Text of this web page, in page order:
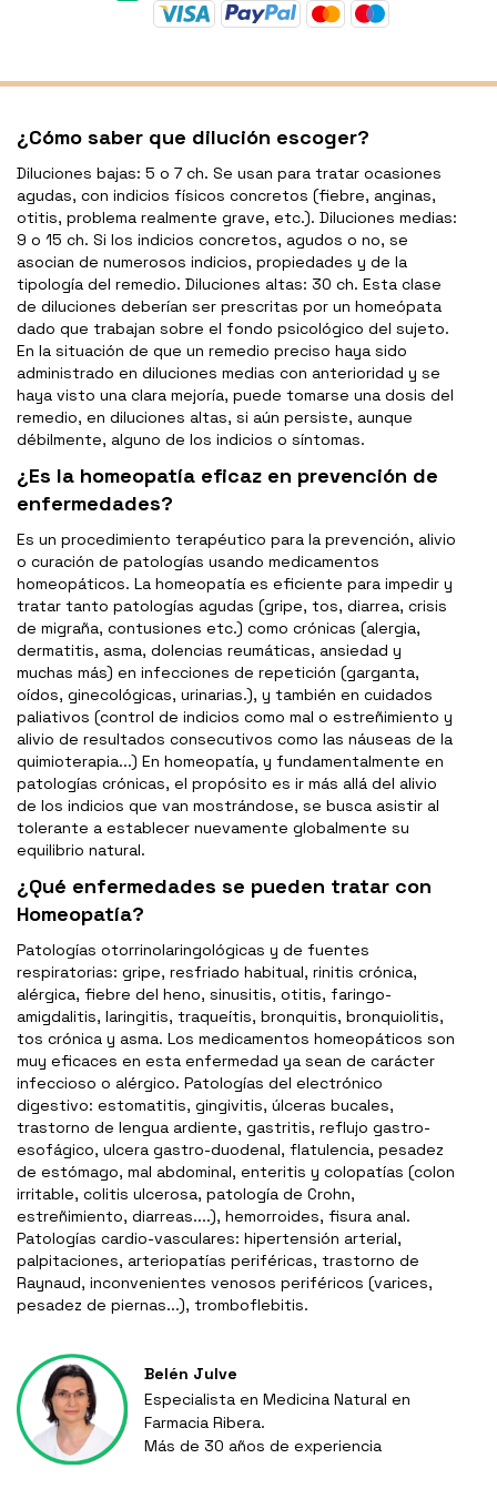
¿Cómo saber que dilución escoger?
Diluciones bajas: 5 o 7 ch. Se usan para tratar ocasiones
agudas, con indicios físicos concretos (fiebre, anginas,
otitis, problema realmente grave, etc.). Diluciones medias:
9 o 15 ch. Si los indicios concretos, agudos o no, se
asocian de numerosos indicios, propiedades y de la
tipología del remedio. Diluciones altas: 30 ch. Esta clase
de diluciones deberían ser prescritas por un homeópata
dado que trabajan sobre el fondo psicológico del sujeto.
En la situación de que un remedio preciso haya sido
administrado en diluciones medias con anterioridad y se
haya visto una clara mejoría, puede tomarse una dosis del
remedio, en diluciones altas, si aún persiste, aunque
débilmente, alguno de los indicios o síntomas.
¿Es la homeopatía eficaz en prevención de
enfermedades?
Es un procedimiento terapéutico para la prevención, alivio
o curación de patologías usando medicamentos
homeopáticos. La homeopatía es eficiente para impedir y
tratar tanto patologías agudas (gripe, tos, diarrea, crisis
de migraña, contusiones etc.) como crónicas (alergia,
dermatitis, asma, dolencias reumáticas, ansiedad y
muchas más) en infecciones de repetición (garganta,
oídos, ginecológicas, urinarias.), y también en cuidados
paliativos (control de indicios como mal o estreñimiento y
alivio de resultados consecutivos como las náuseas de la
quimioterapia...) En homeopatía, y fundamentalmente en
patologías crónicas, el propósito es ir más allá del alivio
de los indicios que van mostrándose, se busca asistir al
tolerante a establecer nuevamente globalmente su
equilibrio natural.
¿Qué enfermedades se pueden tratar con
Homeopatía?
Patologías otorrinolaringológicas y de fuentes
respiratorias: gripe, resfriado habitual, rinitis crónica,
alérgica, fiebre del heno, sinusitis, otitis, faringo-
amigdalitis, laringitis, traqueítis, bronquitis, bronquiolitis,
tos crónica y asma. Los medicamentos homeopáticos son
muy eficaces en esta enfermedad ya sean de carácter
infeccioso o alérgico. Patologías del electrónico
digestivo: estomatitis, gingivitis, úlceras bucales,
trastorno de lengua ardiente, gastritis, reflujo gastro-
esofágico, ulcera gastro-duodenal, flatulencia, pesadez
de estómago, mal abdominal, enteritis y colopatías (colon
irritable, colitis ulcerosa, patología de Crohn,
estreñimiento, diarreas....), hemorroides, fisura anal.
Patologías cardio-vasculares: hipertensión arterial,
palpitaciones, arteriopatías periféricas, trastorno de
Raynaud, inconvenientes venosos periféricos (varices,
pesadez de piernas...), tromboflebitis.
Belén Julve
Especialista en Medicina Natural en
Farmacia Ribera.
Más de 30 años de experiencia